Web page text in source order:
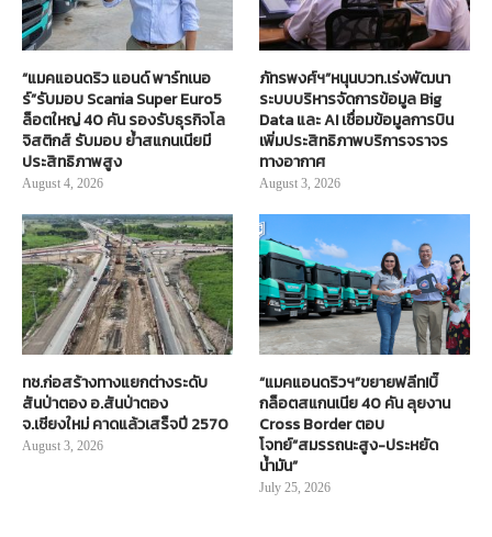
“แมคแอนดริว แอนด์ พาร์ทเนอ
ร์”รับมอบ Scania Super Euro5
ล็อตใหญ่ 40 คัน รองรับธุรกิจโล
จิสติกส์ รับมอบ ย้ำสแกนเนียมี
ประสิทธิภาพสูง
August 4, 2026
ภัทรพงศ์ฯ”หนุนบวท.เร่งพัฒนา
ระบบบริหารจัดการข้อมูล Big
Data และ AI เชื่อมข้อมูลการบิน
เพิ่มประสิทธิภาพบริการจราจร
ทางอากาศ
August 3, 2026
ทช.ก่อสร้างทางแยกต่างระดับ
สันป่าตอง อ.สันป่าตอง
จ.เชียงใหม่ คาดแล้วเสร็จปี 2570
August 3, 2026
“แมคแอนดริวฯ”ขยายฟลีท!บิ๊
กล็อตสแกนเนีย 40 คัน ลุยงาน
Cross Border ตอบ
โจทย์“สมรรถนะสูง-ประหยัด
น้ำมัน”
July 25, 2026